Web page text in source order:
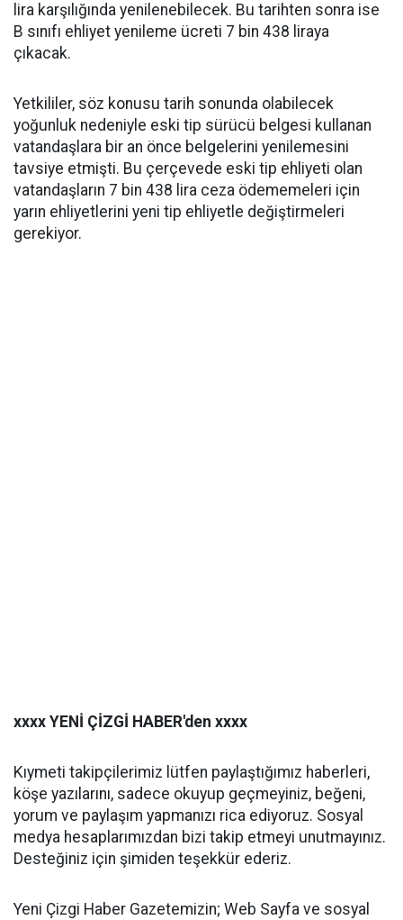
lira karşılığında yenilenebilecek. Bu tarihten sonra ise
B sınıfı ehliyet yenileme ücreti 7 bin 438 liraya
çıkacak.
Yetkililer, söz konusu tarih sonunda olabilecek
yoğunluk nedeniyle eski tip sürücü belgesi kullanan
vatandaşlara bir an önce belgelerini yenilemesini
tavsiye etmişti. Bu çerçevede eski tip ehliyeti olan
vatandaşların 7 bin 438 lira ceza ödememeleri için
yarın ehliyetlerini yeni tip ehliyetle değiştirmeleri
gerekiyor.
xxxx YENİ ÇİZGİ HABER'den xxxx
Kıymeti takipçilerimiz lütfen paylaştığımız haberleri,
köşe yazılarını, sadece okuyup geçmeyiniz, beğeni,
yorum ve paylaşım yapmanızı rica ediyoruz. Sosyal
medya hesaplarımızdan bizi takip etmeyi unutmayınız.
Desteğiniz için şimiden teşekkür ederiz.
Yeni Çizgi Haber Gazetemizin; Web Sayfa ve sosyal